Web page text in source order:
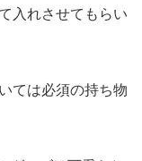
入れさせてもらい
ては必須の持ち物